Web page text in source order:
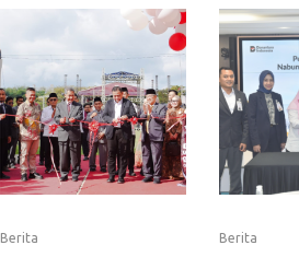
Berita Berita